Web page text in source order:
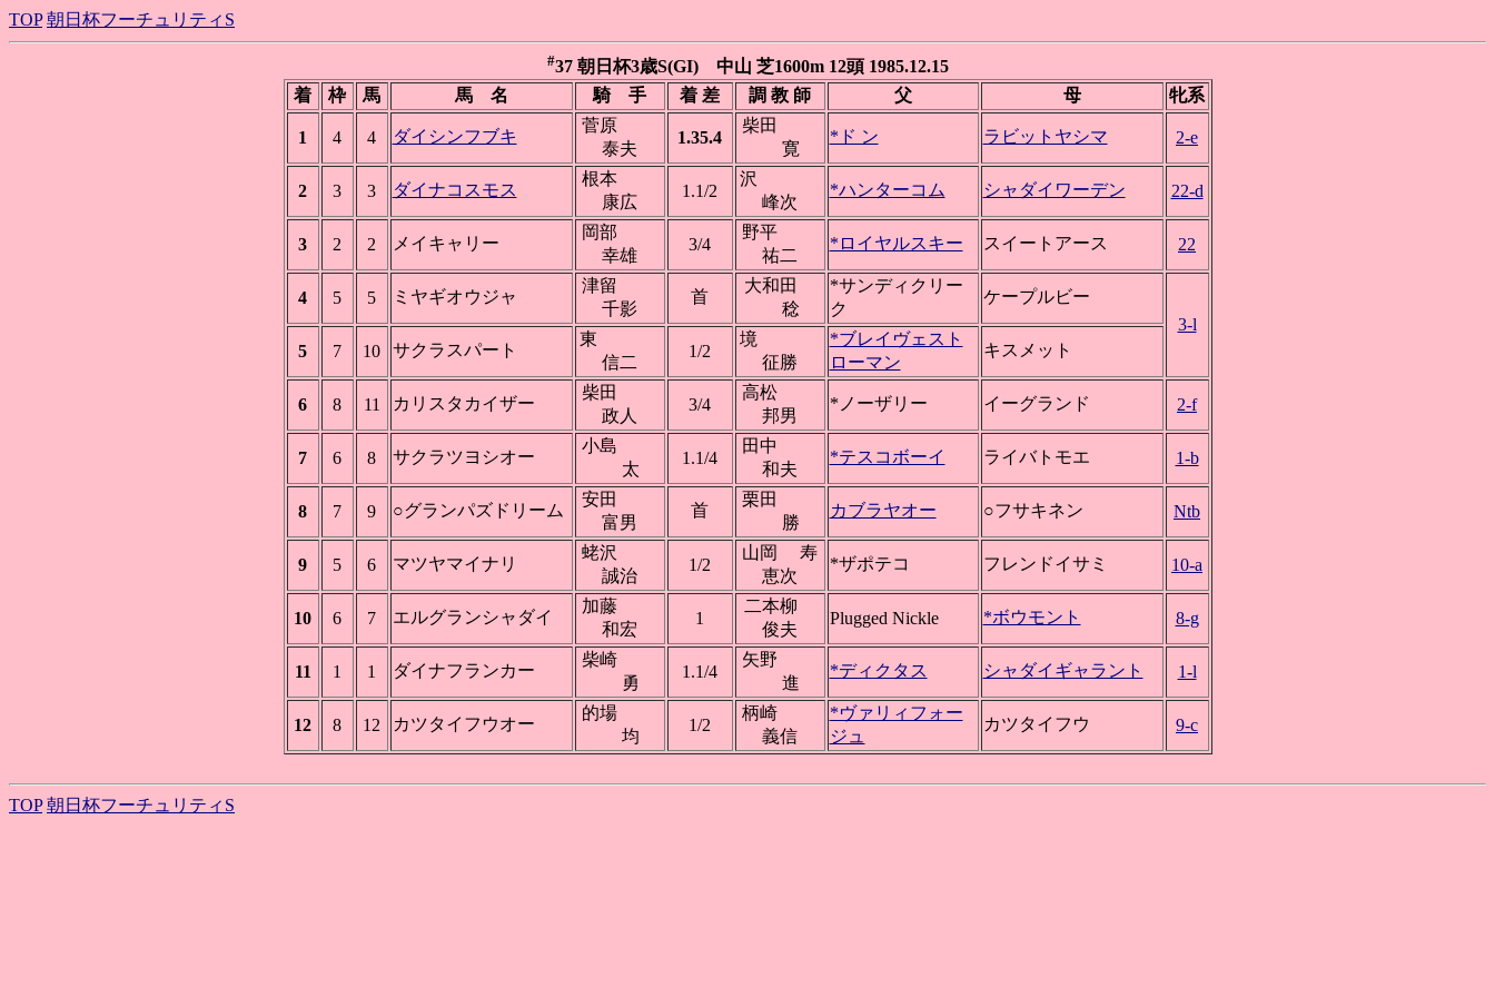
TOP 朝日杯フーチュリティS
#37 朝日杯3歳S(GI) 中山 芝1600m 12頭 1985.12.15
着
枠 馬 馬 名 騎 手 着 差 調 教 師 父 母 牝系
1 4 4 ダイシンフブキ
菅原
泰夫
1.35.4
柴田
寛
*ド ン ラビットヤシマ 2-e
2 3 3 ダイナコスモス
根本
康広
1.1/2
沢
峰次
*ハンターコム シャダイワーデン 22-d
3 2 2 メイキャリー
岡部
幸雄
3/4
野平
祐二
*ロイヤルスキー スイートアース 22
4 5 5 ミヤギオウジャ
津留
千影
首
大和田
稔
*サンディクリー
ク
ケープルビー
3-l
5
7 10 サクラスパート
東
信二
1/2
境
征勝
*ブレイヴェスト
ローマン
キスメット
6 8 11 カリスタカイザー
柴田
政人
3/4
高松
邦男
*ノーザリー イーグランド 2-f
7 6 8 サクラツヨシオー
小島
太
1.1/4
田中
和夫
*テスコボーイ ライバトモエ 1-b
8 7 9 ○グランパズドリーム
安田
富男
首
栗田
勝
カブラヤオー ○フサキネン Ntb
9 5 6 マツヤマイナリ
蛯沢
誠治
1/2
山岡 寿
恵次
*ザポテコ フレンドイサミ 10-a
10 6 7 エルグランシャダイ
加藤
和宏
1
二本柳
俊夫
Plugged Nickle *ボウモント 8-g
11 1 1 ダイナフランカー
柴崎
勇
1.1/4
矢野
進
*ディクタス シャダイギャラント 1-l
12 8 12 カツタイフウオー
的場
均
1/2
柄崎
義信
*ヴァリィフォー
ジュ
カツタイフウ 9-c
TOP 朝日杯フーチュリティS